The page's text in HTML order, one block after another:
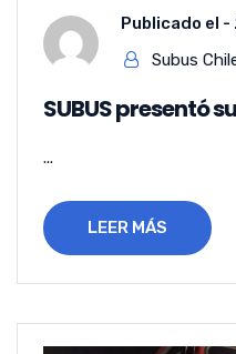
Publicado el -
Subus
SUBUS presentó
...
LEER MÁS